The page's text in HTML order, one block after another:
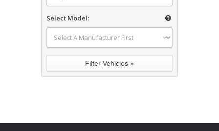
Select Model: